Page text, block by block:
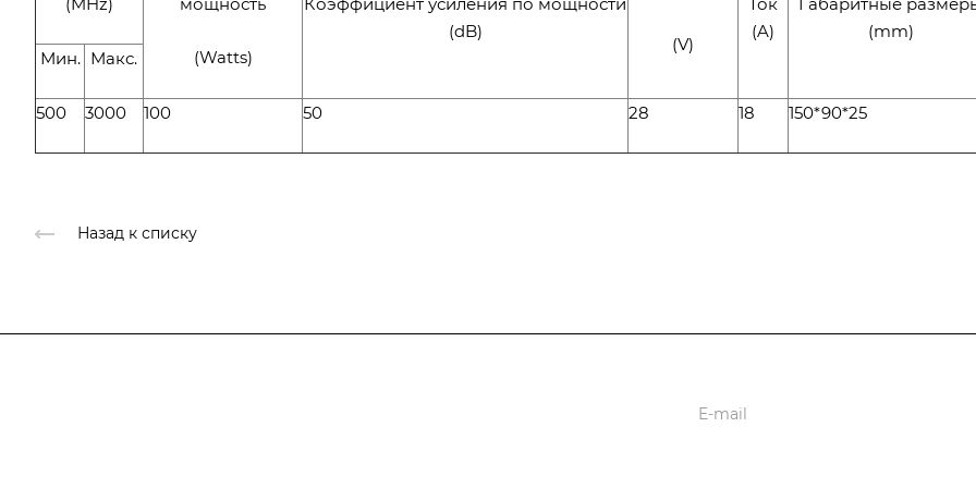
(Watts)
(dB)
(V)
(A)
(mm)
Мин. Макс.
500 3000 100 50 28 18 150*90*25
Назад к списку